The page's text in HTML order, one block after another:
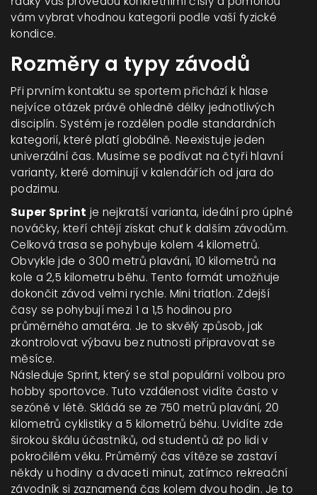
vám vybrat vhodnou kategorii podle vaší fyzické
kondice.
Rozměry a typy závodů
Při prvním kontaktu se sportem přichází k hlase
nejvíce otázek právě ohledně délky jednotlivých
disciplín. Systém je rozdělen podle standardních
kategorií, které platí globálně. Neexistuje jeden
univerzální čas. Musíme se podívat na čtyři hlavní
varianty, které dominují v kalendářích od jara do
podzimu.
Super Sprint je nejkratší varianta, ideální pro úplné
nováčky, kteří chtějí získat chuť k dalším závodům.
Celková trasa se pohybuje kolem 4 kilometrů.
Obvykle jde o 300 metrů plavání, 10 kilometrů na
kole a 2,5 kilometru běhu.Tento formát umožňuje
dokončit závod velmi rychle. Mini triatlon. Zdejší
časy se pohybují mezi 1 a 1,5 hodinou pro
průměrného amatéra. Je to skvělý způsob, jak
zkontrolovat výbavu bez nutnosti připravovat se
měsíce.
Následuje Sprint, který se stal populární volbou pro
hobby sportovce. Tuto vzdálenost vidíte často v
sezóně v létě. Skládá se ze 750 metrů plavání, 20
kilometrů cyklistiky a 5 kilometrů běhu. Uvidíte zde
širokou škálu účastníků, od studentů až po lidi v
pokročilém věku. Průměrný čas vítěze se zastaví
někdy u hodiny a dvaceti minut, zatímco rekreační
závodník si zaznamená čas kolem dvou hodin. Je to